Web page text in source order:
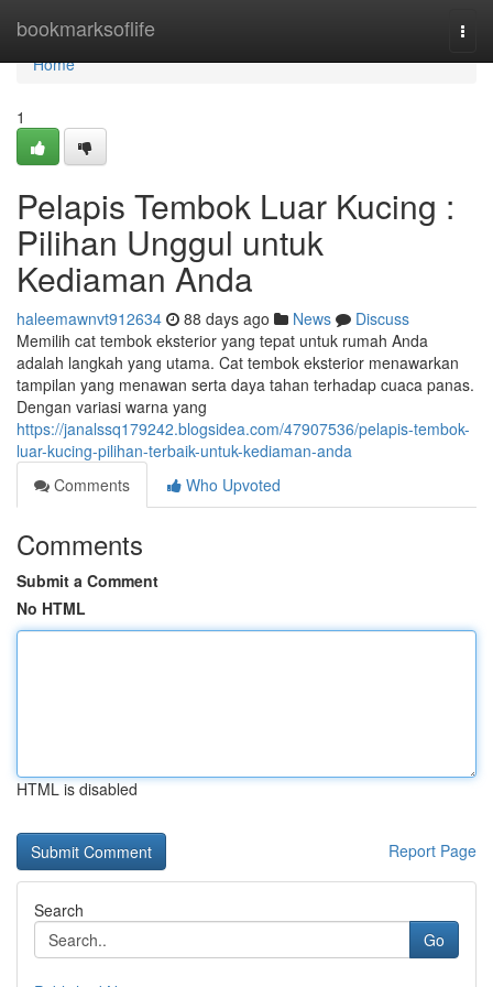
bookmarksoflife
Home
Home
1
Pelapis Tembok Luar Kucing :
Pilihan Unggul untuk
Kediaman Anda
haleemawnvt912634 88 days ago News
Discuss
Memilih cat tembok eksterior yang tepat untuk rumah Anda
adalah langkah yang utama. Cat tembok eksterior menawarkan
tampilan yang menawan serta daya tahan terhadap cuaca panas.
Dengan variasi warna yang
https://janalssq179242.blogsidea.com/47907536/pelapis-tembok-
luar-kucing-pilihan-terbaik-untuk-kediaman-anda
Comments
Who Upvoted
Comments
Submit a Comment
No HTML
HTML is disabled
Report Page
Search
Go